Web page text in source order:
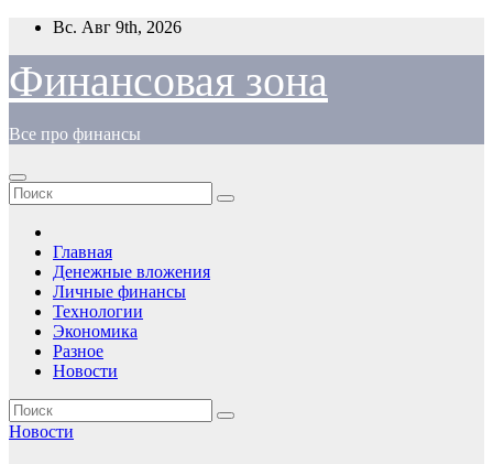
Перейти
содержимому
Вс. Авг 9th, 2026
Финансовая зона
Все про финансы
Главная
Денежные вложения
Личные финансы
Технологии
Экономика
Разное
Новости
Новости